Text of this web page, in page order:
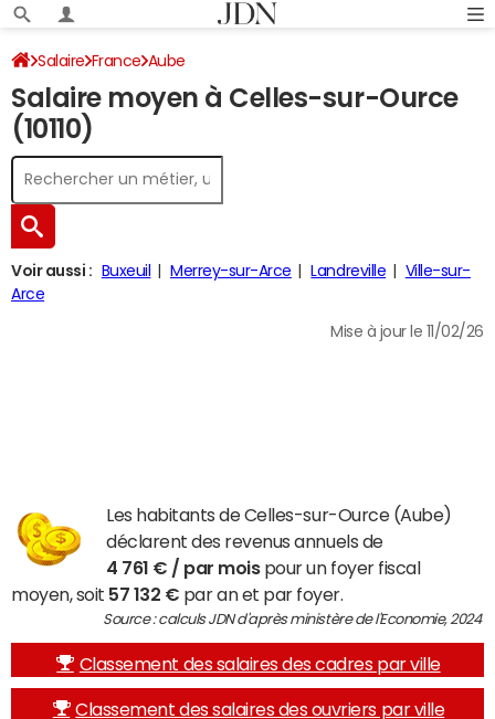
Salaire France Aube
Salaire moyen à Celles-sur-Ource
(10110)
Voir aussi : Buxeuil Merrey-sur-Arce Landreville
Ville-sur-
Arce
Mise à jour le 11/02/26
Les habitants de Celles-sur-Ource (Aube)
déclarent des revenus annuels de
4 761 € / par moispour un foyer fiscal
moyen, soit 57 132 € par an et par foyer.
Source : calculs JDN d'après ministère de l'Economie, 2024
Classement des salaires des cadres par ville
Classement des salaires des ouvriers par ville